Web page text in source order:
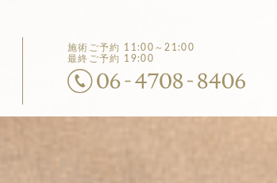
施術ご予約
11:00～21:00
最終ご予約 19:00